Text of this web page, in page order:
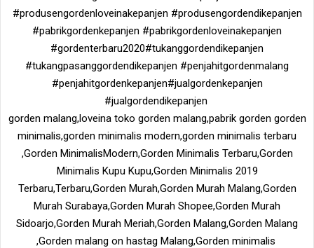
#produsengordenloveinakepanjen #produsengordendikepanjen
#pabrikgordenkepanjen #pabrikgordenloveinakepanjen
#gordenterbaru2020#tukanggordendikepanjen
#tukangpasanggordendikepanjen #penjahitgordenmalang
#penjahitgordenkepanjen#jualgordenkepanjen
#jualgordendikepanjen
gorden malang,loveina toko gorden malang,pabrik gorden gorden
minimalis,gorden minimalis modern,gorden minimalis terbaru
,Gorden MinimalisModern,Gorden Minimalis Terbaru,Gorden
Minimalis Kupu Kupu,Gorden Minimalis 2019
Terbaru,Terbaru,Gorden Murah,Gorden Murah Malang,Gorden
Murah Surabaya,Gorden Murah Shopee,Gorden Murah
Sidoarjo,Gorden Murah Meriah,Gorden Malang,Gorden Malang
,Gorden malang on hastag Malang,Gorden minimalis